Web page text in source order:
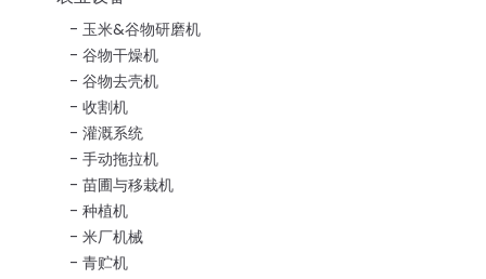
玉米&谷物研磨机
谷物干燥机
谷物去壳机
收割机
灌溉系统
手动拖拉机
苗圃与移栽机
种植机
米厂机械
青贮机